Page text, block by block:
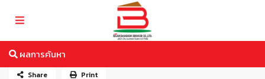
ผลการค้นหา
Share Print